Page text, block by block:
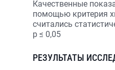
Качественные
помощью критерия
считались
p ≤ 0,05
РЕЗУЛЬТАТЫ